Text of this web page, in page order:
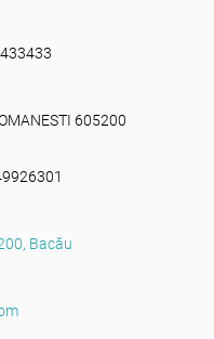
605200
Bacău